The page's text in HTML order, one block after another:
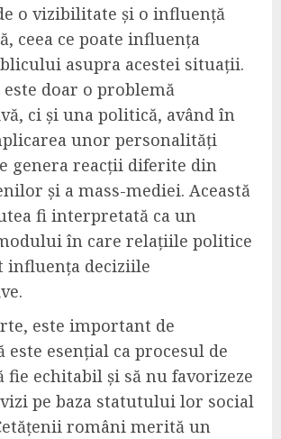
o vizibilitate și o influență
ceea ce poate influența
asupra acestei situații.
este doar o problemă
ci și una politică, având în
unor personalități
genera reacții diferite din
și a mass-mediei. Această
fi interpretată ca un
în care relațiile politice
influența deciziile
este important de
este esențial ca procesul de
fie echitabil și să nu favorizeze
pe baza statutului lor social
români merită un